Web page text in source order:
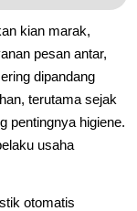
kian marak,
pesan antar,
dipandang
terutama sejak
pentingnya higiene.
usaha
otomatis